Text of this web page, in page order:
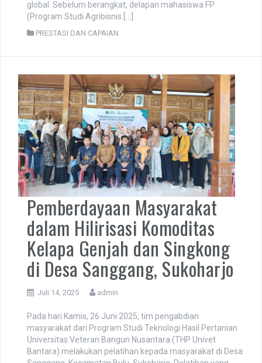
Bangun Nusantara (Univet Bantara) memberangkatkan
sejumlah mahasiswa untuk mengikuti program internship
di Mizuho Nourin Co. Ltd., Jepang. Keberangkatan ini
(Program Studi Agribisnis […]
PRESTASI DAN CAPAIAN
Pemberdayaan Masyarakat
dalam Hilirisasi Komoditas
Kelapa Genjah dan Singkong
di Desa Sanggang, Sukoharjo
Juli 14, 2025 admin